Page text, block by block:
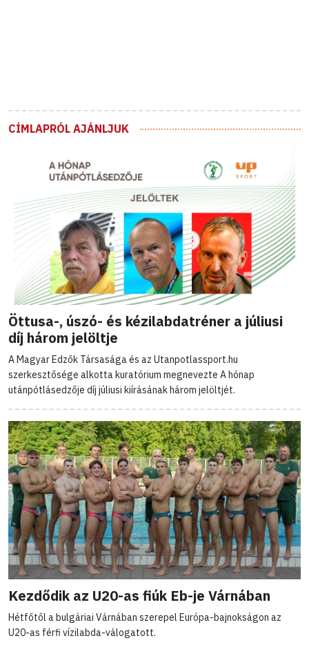
CÍMLAPRÓL AJÁNLJUK
Öttusa-, úszó- és kézilabdatréner a júliusi
díj három jelöltje
A Magyar Edzők Társasága és az Utanpotlassport.hu
szerkesztősége alkotta kuratórium megnevezte A hónap
utánpótlásedzője díj júliusi kiírásának három jelöltjét.
Kezdődik az U20-as fiúk Eb-je Várnában
Hétfőtől a bulgáriai Várnában szerepel Európa-bajnokságon az
U20-as férfi vízilabda-válogatott.